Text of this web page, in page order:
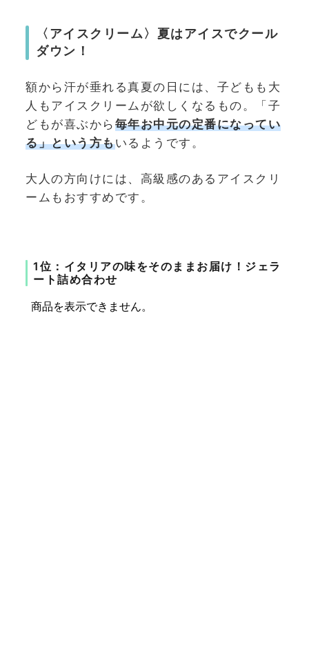
〈アイスクリーム〉夏はアイスでクール
ダウン！
額から汗が垂れる真夏の日には、子どもも大
人もアイスクリームが欲しくなるもの。「子
どもが喜ぶから 毎年お中元の定番になってい
る」という方もいるようです。
大人の方向けには、高級感のあるアイスクリ
ームもおすすめです。
1位：イタリアの味をそのままお届け！ジェラ
ート詰め合わせ